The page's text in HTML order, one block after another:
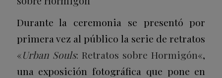
Durante la ceremonia se presentó por
primera vez al público la serie de retratos
«Urban Souls: Retratos sobre Hormigón«,
una exposición fotográfica que pone en